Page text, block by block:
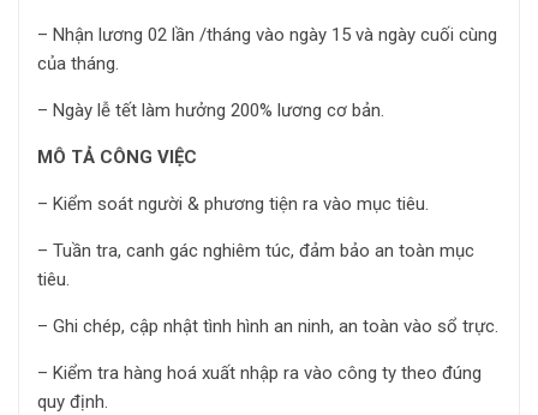
– Nhận lương 02 lần /tháng vào ngày 15 và ngày cuối cùng
của tháng.
– Ngày lễ tết làm hưởng 200% lương cơ bản.
MÔ TẢ CÔNG VIỆC
– Kiểm soát người & phương tiện ra vào mục tiêu.
– Tuần tra, canh gác nghiêm túc, đảm bảo an toàn mục
tiêu.
– Ghi chép, cập nhật tình hình an ninh, an toàn vào sổ trực.
– Kiểm tra hàng hoá xuất nhập ra vào công ty theo đúng
quy định.